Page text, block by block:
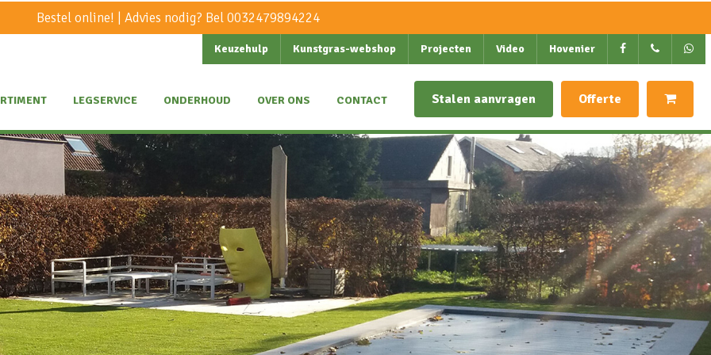
Bestel online! | Advies nodig? Bel0032479894224
Keuzehulp Kunstgras-webshop Projecten Video Hovenier
LEGSERVICE ONDERHOUD OVER ONS CONTACT Stalen aanvragen Offerte